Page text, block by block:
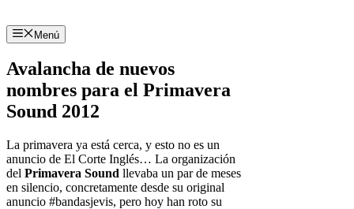
Menú
Avalancha de nuevos
nombres para el Primavera
Sound 2012
La primavera ya está cerca, y esto no es un
anuncio de El Corte Inglés… La organización
del Primavera Sound llevaba un par de meses
en silencio, concretamente desde su original
anuncio #bandasjevis, pero hoy han roto su